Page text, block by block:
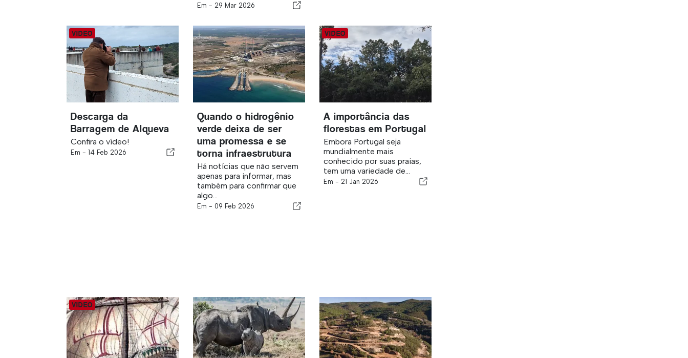
Em - 29 Mar 2026
Descarga da
Barragem de Alqueva
Confira o vídeo!
Em - 14 Feb 2026
Quando o hidrogênio
verde deixa de ser
uma promessa e se
torna infraestrutura
Há notícias que não servem
apenas para informar, mas
também para confirmar que
algo...
Em - 09 Feb 2026
A importância das
florestas em Portugal
Embora Portugal seja
mundialmente mais
conhecido por suas praias,
tem uma variedade de...
Em - 21 Jan 2026